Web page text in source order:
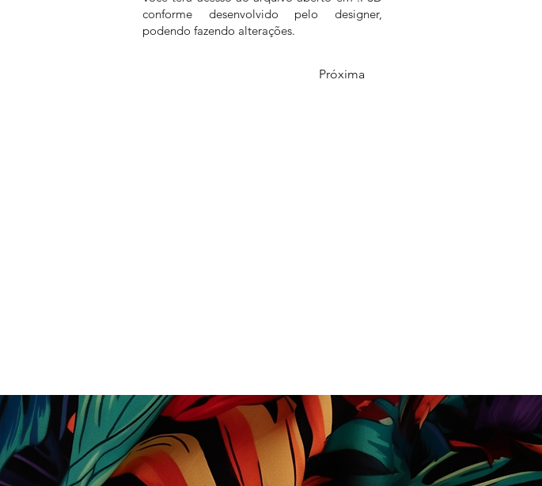
conforme desenvolvido pelo designer,
podendo fazendo alterações.
Próxima